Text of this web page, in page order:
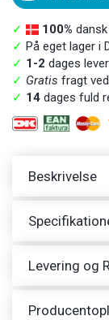
✓ 100%
✓ På eget lager i
✓ 1-2 dages
✓ Gratis fragt ved
✓ 14 dages fuld
Beskrivelse
Levering og